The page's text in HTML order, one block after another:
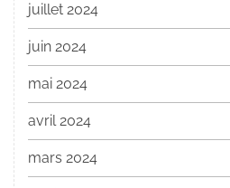
juillet 2024
juin 2024
mai 2024
avril 2024
mars 2024